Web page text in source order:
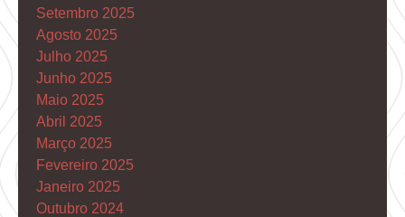
Setembro 2025
Agosto 2025
Julho 2025
Junho 2025
Maio 2025
Abril 2025
Março 2025
Fevereiro 2025
Janeiro 2025
Outubro 2024